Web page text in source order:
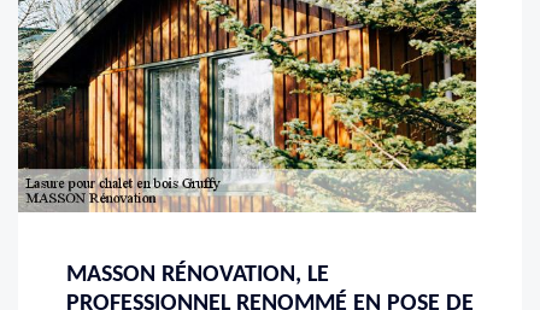
MASSON RÉNOVATION, LE
PROFESSIONNEL RENOMMÉ EN POSE DE